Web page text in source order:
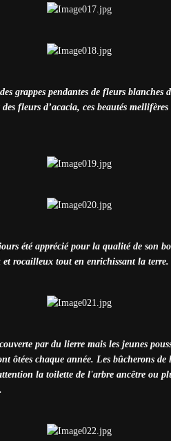
grappes pendantes de fleurs blanches
fleurs d’acacia, ces beautés mellifères
été apprécié pour la qualité de son
et rocailleux tout en enrichissant la terre.
par du lierre mais les jeunes
ôtées chaque année. Les bûcherons
la toilette de l'arbre ancêtre ou